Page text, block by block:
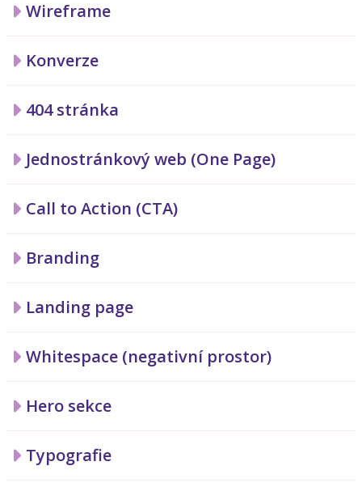
Wireframe
Konverze
404 stránka
Jednostránkový web (One Page)
Call to Action (CTA)
Branding
Landing page
Whitespace (negativní prostor)
Hero sekce
Typografie